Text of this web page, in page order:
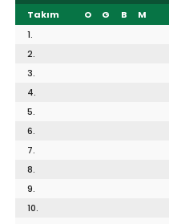
Takım O G B M
1.
2.
3.
4.
5.
6.
7.
8.
9.
10.